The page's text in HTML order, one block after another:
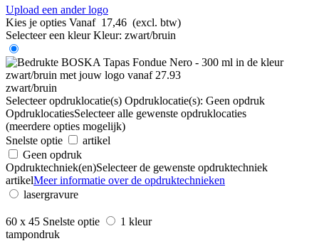
Upload een ander logo
Kies je opties Vanaf 17,46 (excl. btw)
Selecteer een kleur Kleur: zwart/bruin
zwart/bruin
Selecteer opdruklocatie(s) Opdruklocatie(s): Geen opdruk
OpdruklocatiesSelecteer alle gewenste opdruklocaties
(meerdere opties mogelijk)
Snelste optie
artikel
Geen opdruk
Opdruktechniek(en)Selecteer de gewenste opdruktechniek
artikelMeer informatie over de opdruktechnieken
lasergravure
60 x 45 Snelste optie
1 kleur
tampondruk